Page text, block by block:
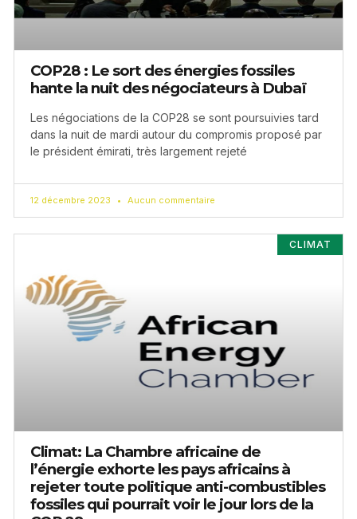
COP28 : Le sort des énergies fossiles
hante la nuit des négociateurs à Dubaï
Les négociations de la COP28 se sont poursuivies tard
dans la nuit de mardi autour du compromis proposé par
le président émirati, très largement rejeté
12 décembre 2023 Aucun commentaire
CLIMAT
Climat: La Chambre africaine de
l’énergie exhorte les pays africains à
rejeter toute politique anti-combustibles
fossiles qui pourrait voir le jour lors de la